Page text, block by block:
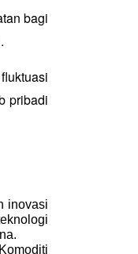
bagi
pribadi
inovasi